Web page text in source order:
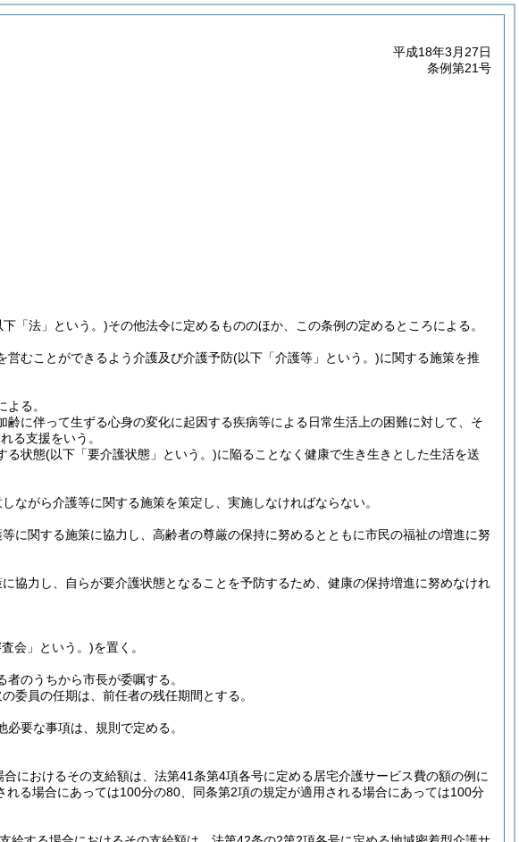
平成18年3月27日
条例第21号
「法」という。)その他法令に定めるもののほか、この条例の定めるところによる。
営むことができるよう介護及び介護予防(以下「介護等」という。)に関する施策を推
る。
に伴って生ずる心身の変化に起因する疾病等による日常生活上の困難に対して、そ
る支援をいう。
る状態(以下「要介護状態」という。)に陥ることなく健康で生き生きとした生活を送
ながら介護等に関する施策を策定し、実施しなければならない。
に関する施策に協力し、高齢者の尊厳の保持に努めるとともに市民の福祉の増進に努
協力し、自らが要介護状態となることを予防するため、健康の保持増進に努めなけれ
会」という。)を置く。
のうちから市長が委嘱する。
委員の任期は、前任者の残任期間とする。
要な事項は、規則で定める。
におけるその支給額は、法第41条第4項各号に定める居宅介護サービス費の額の例に
れる場合にあっては100分の80、同条第2項の規定が適用される場合にあっては100分